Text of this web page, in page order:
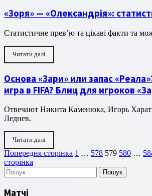
«Зоря» — «Олександрія»:
Статистичне прев’ю та цікаві факти та
Читати далі
Основа «Зари» или запас
игра в FIFA? Блиц для игроков
Отвечают Никита Каменюка, Игорь Харатин и Богдан
Леднев.
Читати далі
Пагінація
записів
Попередня сторінка Сторінка
1 … Сторінка
578 Сторінка
579 Сторінка
580 …
сторінка
Пошук
Матчі